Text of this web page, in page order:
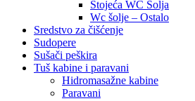
Stojeća WC Šolja
Wc šolje – Ostalo
Sredstvo za čišćenje
Sudopere
Sušači peškira
Tuš kabine i paravani
Hidromasažne kabine
Paravani